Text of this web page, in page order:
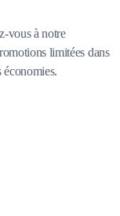
vous à notre
limitées dans
économies.